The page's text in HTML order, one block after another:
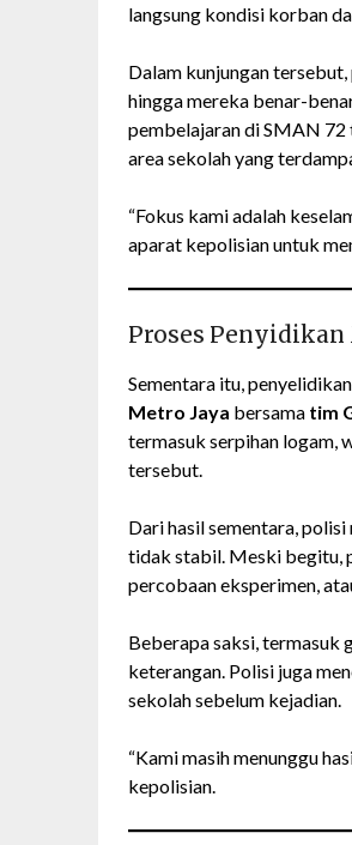
langsung kondisi korban
Dalam kunjungan
hingga mereka benar-
pembelajaran di SMAN 72
area sekolah yang
“Fokus kami adalah
aparat kepolisian untuk
Proses
Sementara itu,
Metro Jaya bersama tim
termasuk serpihan logam,
tersebut.
Dari hasil sementara,
tidak stabil. Meski begitu,
percobaan eksperimen,
Beberapa saksi, termasuk
keterangan. Polisi juga
sekolah sebelum kejadian.
“Kami masih menunggu
kepolisian.